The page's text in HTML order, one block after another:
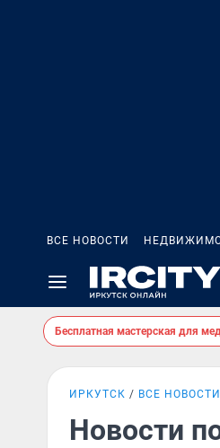
ВСЕ НОВОСТИ
Бесплатная мастерская для
ИРКУТСК ВСЕ НОВОСТИ
Новости